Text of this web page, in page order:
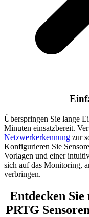
Überspringen Sie lange
Minuten einsatzbereit.
Netzwerkerkennung zur
Konfigurieren Sie
Vorlagen und einer
sich auf das Monitoring,
verbringen.
Entdecken
PRTG